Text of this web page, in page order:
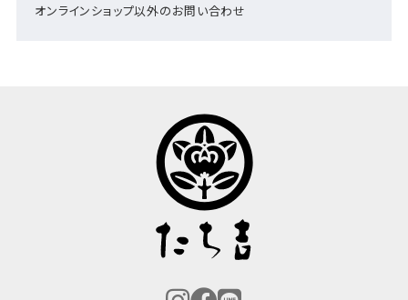
オンラインショップ以外のお問い合わせ